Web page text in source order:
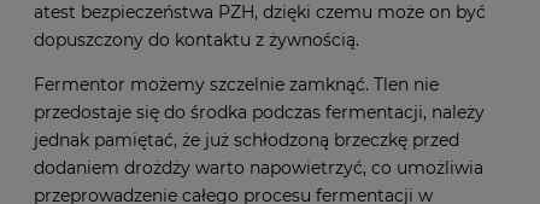
atest bezpieczeństwa PZH, dzięki czemu może on być
dopuszczony do kontaktu z żywnością.
Fermentor możemy szczelnie zamknąć. Tlen nie
przedostaje się do środka podczas fermentacji, należy
jednak pamiętać, że już schłodzoną brzeczkę przed
dodaniem drożdży warto napowietrzyć, co umożliwia
przeprowadzenie całego procesu fermentacji w